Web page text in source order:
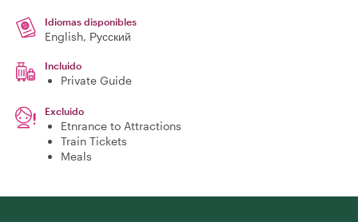
Idiomas disponibles
English, Русский
Incluido
Private Guide
Excluido
Etnrance to Attractions
Train Tickets
Meals